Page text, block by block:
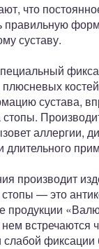
что
правильную
суставу.
сустава,
аллергии,
длительного
производит
— это
продукции
встречаются